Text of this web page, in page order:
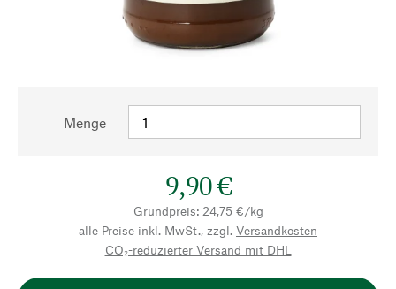
Menge
9,90 €
Grundpreis: 24,75 €/kg
alle Preise inkl. MwSt., zzgl. Versandkosten
CO₂-reduzierter Versand mit DHL